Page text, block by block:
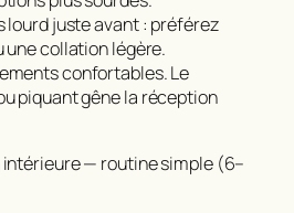
lourd juste avant : préférez
une collation légère.
confortables. Le
piquant gêne la réception
— routine simple (6–